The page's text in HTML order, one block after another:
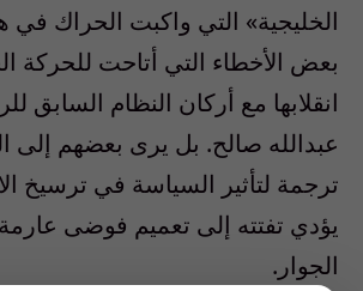
الخليجية» التي واكبت الحراك في
بعض الأخطاء التي أتاحت للحركة
انقلابها مع أركان النظام السابق
عبدالله صالح. بل يرى بعضهم إلى
ترجمة لتأثير السياسة في ترسيخ
يؤدي تفتته إلى تعميم فوضى
الجوار.